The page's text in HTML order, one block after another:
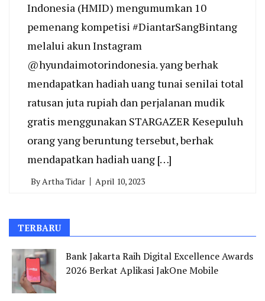
Indonesia (HMID) mengumumkan 10
pemenang kompetisi #DiantarSangBintang
melalui akun Instagram
@hyundaimotorindonesia. yang berhak
mendapatkan hadiah uang tunai senilai total
ratusan juta rupiah dan perjalanan mudik
gratis menggunakan STARGAZER Kesepuluh
orang yang beruntung tersebut, berhak
mendapatkan hadiah uang […]
ByArtha Tidar April 10, 2023
TERBARU
Bank Jakarta Raih Digital Excellence Awards
2026 Berkat Aplikasi JakOne Mobile